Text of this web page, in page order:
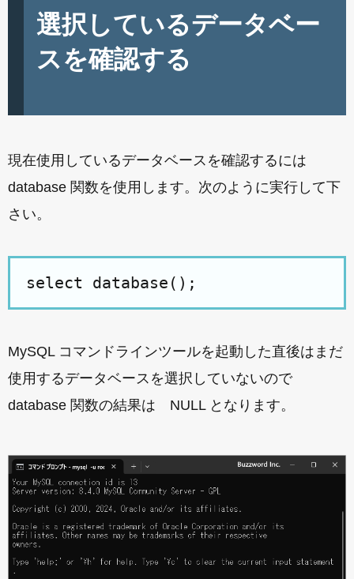
選択しているデータベー
スを確認する
現在使用しているデータベースを確認するには
database 関数を使用します。次のように実行して下
さい。
select database();
MySQL コマンドラインツールを起動した直後はまだ
使用するデータベースを選択していないので
database 関数の結果は NULL となります。